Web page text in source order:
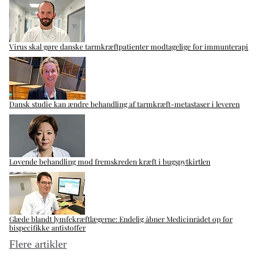
Virus skal gøre danske tarmkræftpatienter modtagelige for immunterapi
Dansk studie kan ændre behandling af tarmkræft-metastaser i leveren
Lovende behandling mod fremskreden kræft i bugspytkirtlen
Glæde blandt lymfekræftlægerne: Endelig åbner Medicinrådet op for
bispecifikke antistoffer
Flere artikler